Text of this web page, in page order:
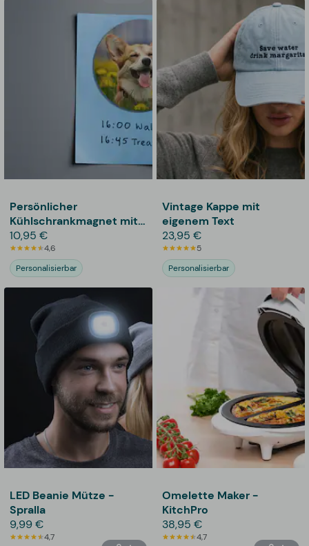
Persönlicher
Kühlschrankmagnet mit
Foto - Rund
10,95 €
4,6
Personalisierbar
Vintage Kappe mit
eigenem Text
23,95 €
5
Personalisierbar
LED Beanie Mütze -
Spralla
9,99 €
4,7
Omelette Maker -
KitchPro
38,95 €
4,7